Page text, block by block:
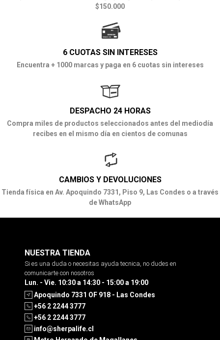
$150.000
6 CUOTAS SIN INTERESES
Encuentra + 1000 marcas y paga en 6 cuotas sin intereses
DESPACHO 24 HORAS
Compra miles de productos seleccionados antes del mediodía
recibes en el mismo día en cientos de comunas
CAMBIOS Y DEVOLUCIONES
Tienda física en Av. Apoquindo 7331, Piso 9, Las Condes o a través
de WhatsApp
NUESTRA TIENDA
Si es una duda o necesitas ayuda tecnica, no dudes en
comunicarte con nosotros
Lun. - Vie. 10:30 a 14:30 - 15:00 a 19:00
Apoquindo 7331 OF 918 - Las Condes
+56 2 2244 3777
+56 2 2244 3777
info@sherpalife.cl